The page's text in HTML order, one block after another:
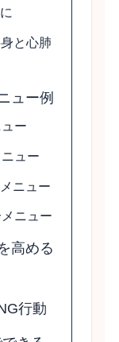
と心肺
ュー例
ー
ュー
ニュー
ニュー
高める
行動